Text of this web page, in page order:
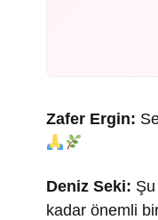
Zafer Ergin:
Deniz Seki:
kadar önemli